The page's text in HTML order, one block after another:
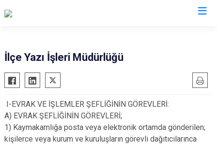
Aliağa
Balçova
Bayındır
Bergama
Beydağ
Güzelbahçe
Karaburun
Karşıyaka
Ödemiş
Selçuk
İlçe Yazı İşleri Müdürlüğü
I-EVRAK VE İŞLEMLER ŞEFLİĞİNİN GÖREVLERİ:
A) EVRAK ŞEFLİĞİNİN GÖREVLERİ;
1) Kaymakamlığa posta veya elektronik ortamda gönderilen;
kişilerce veya kurum ve kuruluşların görevli dağıtıcılarınca